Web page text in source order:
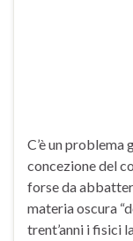
C’è un problema
concezione del
forse da
materia oscura
trent’anni i fisici